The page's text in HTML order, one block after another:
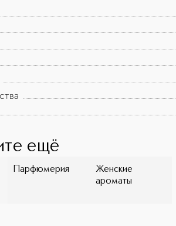
ещё
Парфюмерия
Женские
ароматы